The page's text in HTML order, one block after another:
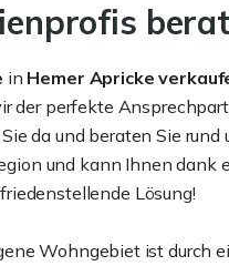
in Hemer Apricke
perfekte
da und beraten Sie
und kann Ihnen
Lösung!
Wohngebiet ist durch